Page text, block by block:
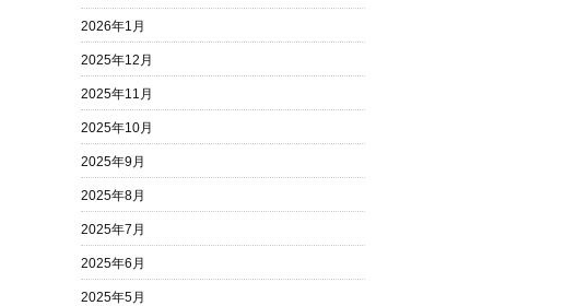
2026年1月
2025年12月
2025年11月
2025年10月
2025年9月
2025年8月
2025年7月
2025年6月
2025年5月